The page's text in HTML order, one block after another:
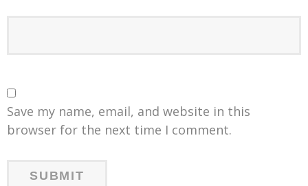
Save my name, email, and website in this
browser for the next time I comment.